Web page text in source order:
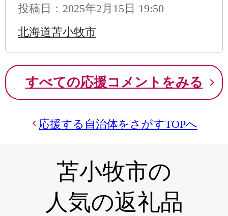
投稿日：2025年2月15日 19:50
北海道苫小牧市
すべての応援コメントをみる
応援する自治体をさがすTOPへ
苫小牧市の
人気の返礼品